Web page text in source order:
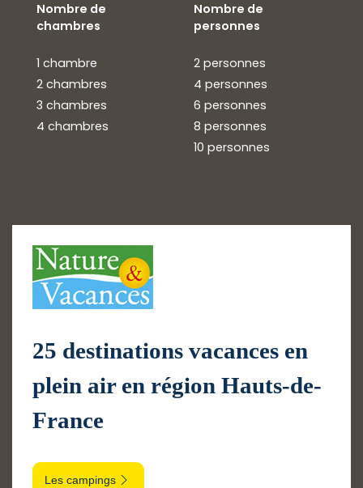
Nombre de
chambres
1 chambre
2 chambres
3 chambres
4 chambres
Nombre de
personnes
2 personnes
4 personnes
6 personnes
8 personnes
10 personnes
25 destinations vacances en
plein air en région Hauts-de-
France
Les campings